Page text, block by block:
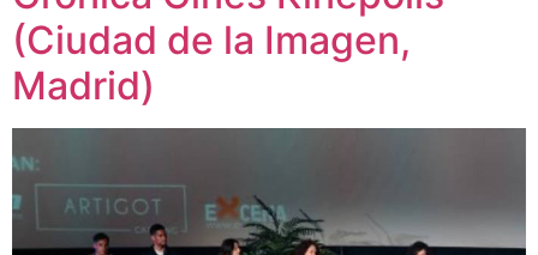
(Ciudad de la Imagen,
Madrid)